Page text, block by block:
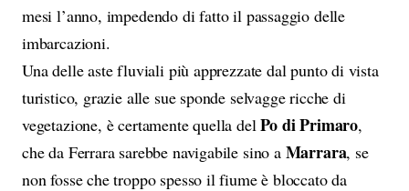
mesi l’anno, impedendo di fatto il passaggio delle
imbarcazioni.
Una delle aste fluviali più apprezzate dal punto di vista
turistico, grazie alle sue sponde selvagge ricche di
vegetazione, è certamente quella delPo di Primaro,
che da Ferrara sarebbe navigabile sino a Marrara, se
non fosse che troppo spesso il fiume è bloccato da